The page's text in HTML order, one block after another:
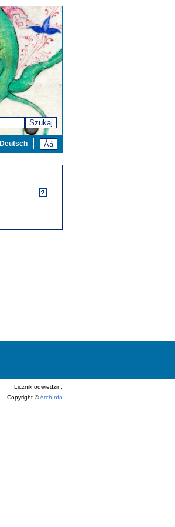
Szukaj
Deutsch
Licznik odwiedzin:
Copyright ©ArchInfo